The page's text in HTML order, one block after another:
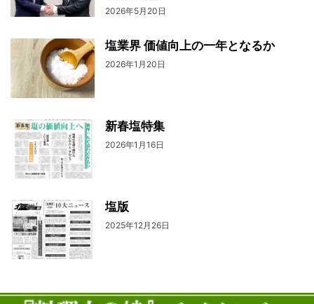
2026年5月20日
塩業界 価値向上の一年となるか
2026年1月20日
新春塩特集
2026年1月16日
塩版
2025年12月26日